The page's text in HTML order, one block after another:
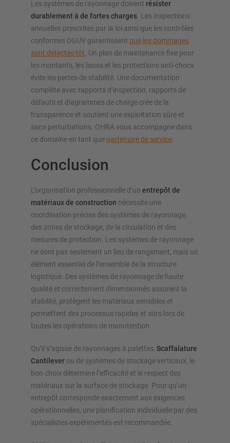
Les systèmes de rayonnage doivent résister
durablement à de fortes charges. Les inspections
annuelles prescrites par la loi ainsi que les contrôles
conformes DGUV garantissent que les dommages
sont détectés tôt. Un plan de maintenance fixe pour
les montants, les lisses et les protections anti-chocs
évite les pertes de stabilité. Une documentation
complète avec rapports d’inspection, rapports de
défauts et diagrammes de charge crée de la
transparence et soutient une exploitation sûre et
sans perturbations. OHRA vous accompagne dans
ce domaine en tant que partenaire de service.
Conclusion
L’organisation professionnelle d’un entrepôt de
matériaux de construction nécessite une
coordination précise des systèmes de rayonnage,
des zones de stockage, de la circulation et des
mesures de protection. Les systèmes de rayonnage
ne sont pas seulement un lieu de rangement, mais un
élément essentiel de l’ensemble de la structure
logistique. Des systèmes de rayonnage de haute
qualité et correctement dimensionnés assurent la
stabilité, protègent les matériaux sensibles et
permettent des processus rapides et sûrs lors de
toutes les opérations de manutention.
Qu’il s’agisse de rayonnages à palettes, Scaffalature
Cantilever ou de systèmes de stockage verticaux, le
bon choix détermine l’efficacité et le respect des
matériaux sur la surface de stockage. Pour qu’un
entrepôt corresponde exactement aux exigences
opérationnelles, une planification individuelle par des
spécialistes expérimentés est recommandée.